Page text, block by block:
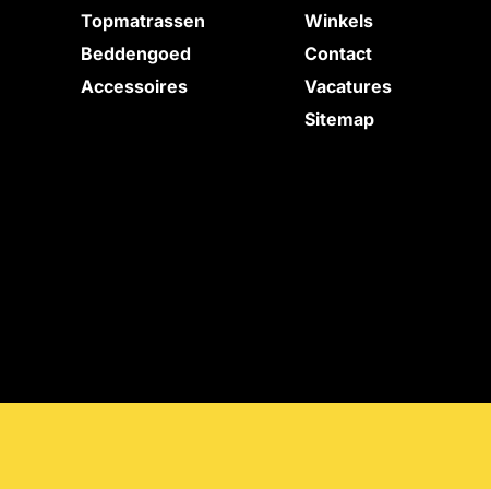
Topmatrassen
Beddengoed
Accessoires
Winkels
Contact
Vacatures
Sitemap